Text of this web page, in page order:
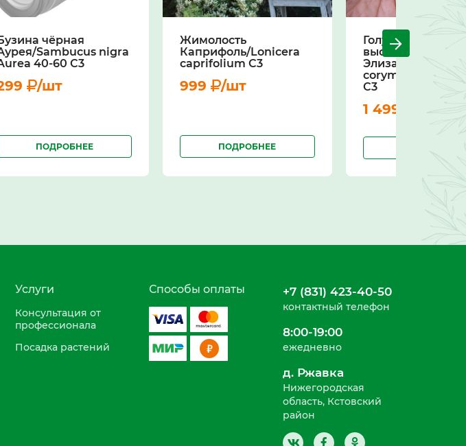
чёрная
Sambucus nigra
40-60 С3
/шт
ПОДРОБНЕЕ
Жимолость
Каприфоль/Lonicera
caprifolium С3
999 /шт
ПОДРОБНЕЕ
Голубика
высокорослая
Элизабет/
corymbosum
С3
1 499
Услуги
Консультация от
профессионала
Посадка растений
Способы оплаты +7 (831) 423-40-50
контактный телефон
8:00-19:00
ежедневно
д. Ржавка
Нижегородская
область, Кстовский
район